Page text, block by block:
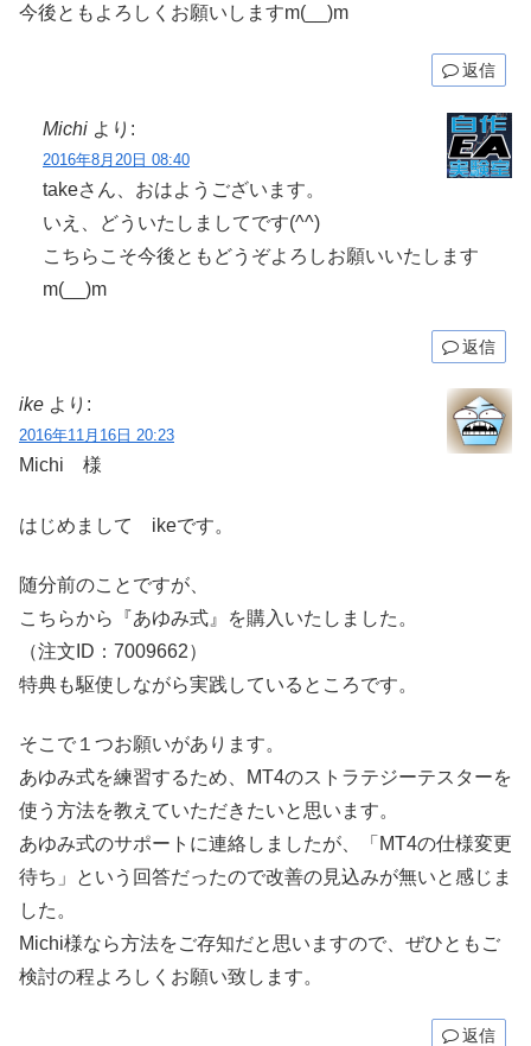
今後ともよろしくお願いしますm(__)m
返信
Michi より:
2016年8月20日 08:40
takeさん、おはようございます。
いえ、どういたしましてです(^^)
こちらこそ今後ともどうぞよろしお願いいたします
m(__)m
返信
ike より:
2016年11月16日 20:23
Michi 様
はじめまして ikeです。
随分前のことですが、
こちらから『あゆみ式』を購入いたしました。
（注文ID：7009662）
特典も駆使しながら実践しているところです。
そこで１つお願いがあります。
あゆみ式を練習するため、MT4のストラテジーテスターを
使う方法を教えていただきたいと思います。
あゆみ式のサポートに連絡しましたが、「MT4の仕様変更
待ち」という回答だったので改善の見込みが無いと感じま
した。
Michi様なら方法をご存知だと思いますので、ぜひともご
検討の程よろしくお願い致します。
返信